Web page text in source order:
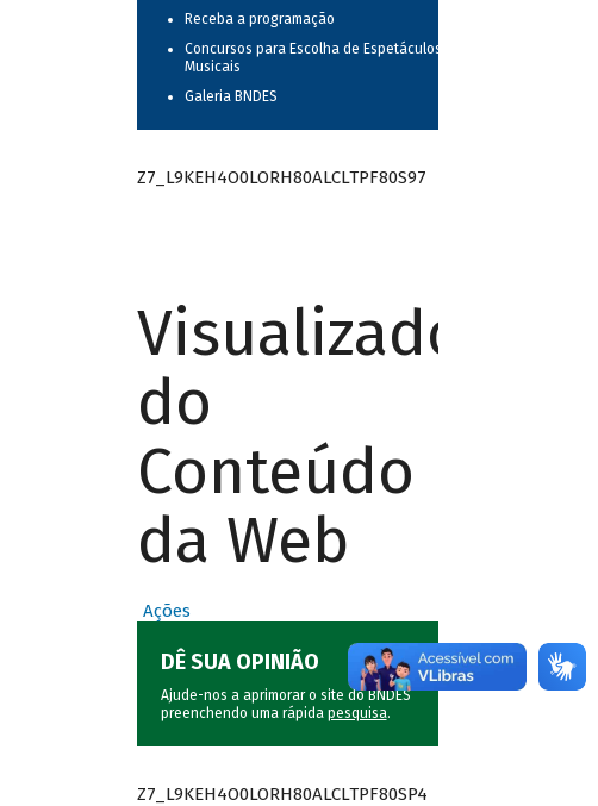
Receba a programação
Concursos para Escolha de Espetáculos
Musicais
Galeria BNDES
Z7_L9KEH4O0LORH80ALCLTPF80S97
Visualizador
do
Conteúdo
da Web
Ações
DÊ SUA OPINIÃO
Ajude-nos a aprimorar o site do BNDES
preenchendo uma rápida pesquisa.
Z7_L9KEH4O0LORH80ALCLTPF80SP4